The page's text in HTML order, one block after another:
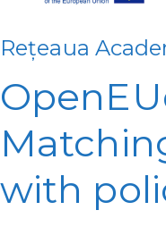
Rețeaua
with